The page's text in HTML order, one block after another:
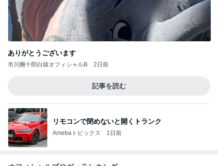
ありがとうございます
市川團十郎白猿オフィシャルB 2日前
記事を読む
リモコンで閉めないと開くトランク
Amebaトピックス 1日前